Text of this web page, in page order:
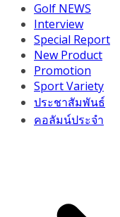
Golf NEWS
Interview
Special Report
New Product
Promotion
Sport Variety
ประชาสัมพันธ์
คอลัมน์ประจำ